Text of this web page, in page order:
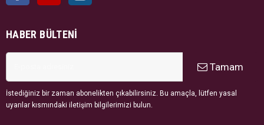
HABER BÜLTENI
Tamam
İstediğiniz bir zaman abonelikten çıkabilirsiniz. Bu amaçla, lütfen yasal
uyarılar kısmındaki iletişim bilgilerimizi bulun.